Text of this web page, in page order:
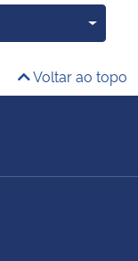
Mais
Voltar ao topo